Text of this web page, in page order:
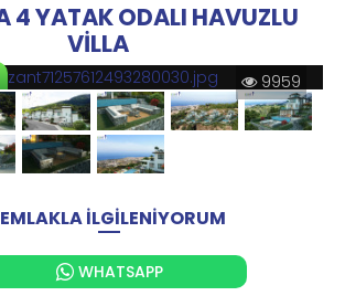
4 YATAK ODALI HAVUZLU
VİLLA
9959
İLGİLENİYORUM
WHATSAPP